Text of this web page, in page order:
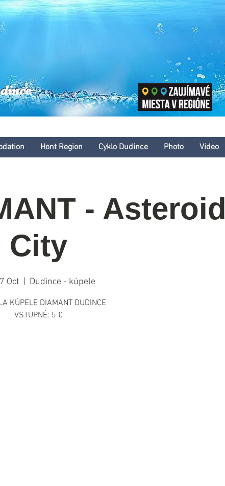
leto
Hont Region Cyklo Dudince Photo Video
- Asteroid
City
Oct Dudince - kúpele
KÚPELE DIAMANT DUDINCE
VSTUPNÉ: 5 €